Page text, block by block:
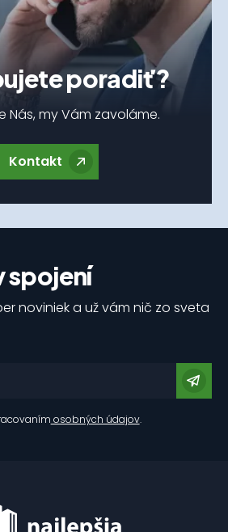
poradiť?
Nás, my Vám zavoláme.
Kontakt
spojení
noviniek a už vám nič zo sveta
osobných údajov.